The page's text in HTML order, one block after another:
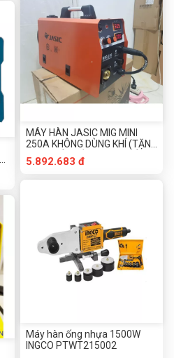
MÁY HÀN JASIC MIG MINI
250A KHÔNG DÙNG KHÍ (TẶNG
CUỘN DÂY HÀN LÕI THUỐC)
5.892.683 đ
Máy hàn ống nhựa 1500W
INGCO PTWT215002